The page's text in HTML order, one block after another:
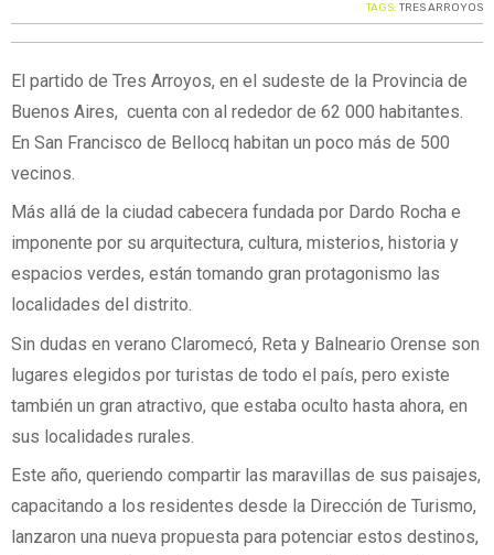
TAGS: TRES ARROYOS
El partido de Tres Arroyos, en el sudeste de la Provincia de
Buenos Aires, cuenta con al rededor de 62 000 habitantes.
En San Francisco de Bellocq habitan un poco más de 500
vecinos.
Más allá de la ciudad cabecera fundada por Dardo Rocha e
imponente por su arquitectura, cultura, misterios, historia y
espacios verdes, están tomando gran protagonismo las
localidades del distrito.
Sin dudas en verano Claromecó, Reta y Balneario Orense son
lugares elegidos por turistas de todo el país, pero existe
también un gran atractivo, que estaba oculto hasta ahora, en
sus localidades rurales.
Este año, queriendo compartir las maravillas de sus paisajes,
capacitando a los residentes desde la Dirección de Turismo,
lanzaron una nueva propuesta para potenciar estos destinos,